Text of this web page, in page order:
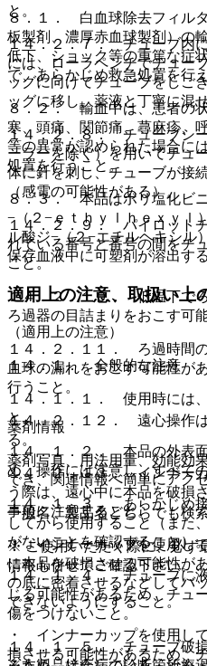
と。
１４．２．７． チューブ内
には、ローラペンチでチュー
ッグに向けてチューブをしご
ッグに移し、薬液と丁寧に混
１４．２．８． チューブシ
ーラーを除く）を用いてチュ
体に針を刺し、チューブが接
（感電の可能性がある）。
１４．２．９． パイロット
れている番号と番号の間をチ
こと。
１４．２．１０． 低温下で
ろ過器の目詰まりをおこす可
１４．２．１１． ろ過時間
血球の漏れをおこす可能性が
行うこと。
１４．２．１２． 遠心操作
る。
１４．２．１３． インナー
う際は、遠心中に本品を破損
事項に注意すること。
・ インナーカップを使用し
に本品を破損させる可能性が
の底に密着させるなどしてバ
できないようにすること。
・ インナーカップを使用し
損させる可能性があるため、
８．１． 白血球除去フィル
板製剤、濃厚赤血球製剤）の
低下、ショック等の重篤な症
で、あらかじめ救急処置を行
８．２． 輸血中は、患者の
寒、頭痛、関節痛、蕁麻疹、
等の異常が認められた場合に
処置を行うこと。
８．３． 本品はポリ塩化ビ
−（２−ｅｔｈｙｌｈｅｘｙｌ
ル酸ジ−（２−エチルヘキシル
保存血液中に可塑剤が溶出す
適用上の注意、取扱い上
（適用上の注意）
１４．１． 全般的な注意
１４．１．１． 使用時には
と。
１４．１．２． 本品の外表
め、操作には注意し、すべて
１４．１．３． あらかじめ
してから使用すること（また
がないことを確認すること）
１４．１．４． チューブに
じる可能性があるため、チュ
傷をつけないこと。
１４．１．５． チューブ破
薬剤情報
薬剤写真、用法用量、効能効
でき、関連情報へ簡単にアク
一般名、製品名どちらでも検
※ ご使用いただく際に、必ず
情報も併せてご確認下さい。